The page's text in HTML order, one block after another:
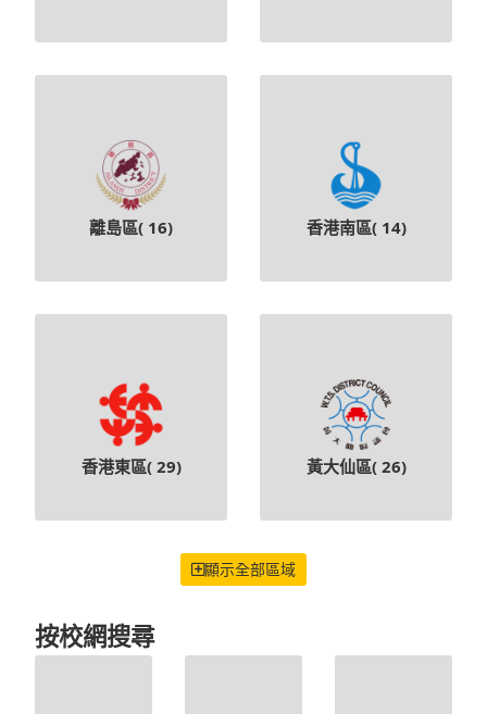
離島區( 16) 香港南區( 14)
香港東區( 29) 黃大仙區( 26)
顯示全部區域
按校網搜尋